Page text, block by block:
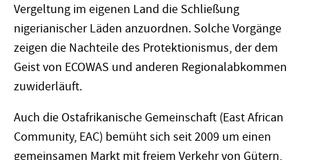
Vergeltung im eigenen Land die Schließung
nigerianischer Läden anzuordnen. Solche Vorgänge
zeigen die Nachteile des Protektionismus, der dem
Geist von ECOWAS und anderen Regionalabkommen
zuwiderläuft.
Auch die Ostafrikanische Gemeinschaft (East African
Community, EAC) bemüht sich seit 2009 um einen
gemeinsamen Markt mit freiem Verkehr von Gütern,